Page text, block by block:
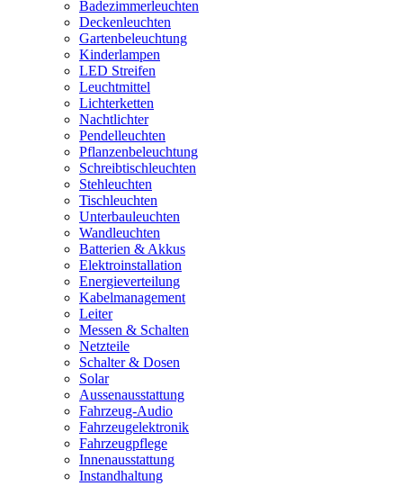
Badezimmerleuchten
Deckenleuchten
Gartenbeleuchtung
Kinderlampen
LED Streifen
Leuchtmittel
Lichterketten
Nachtlichter
Pendelleuchten
Pflanzenbeleuchtung
Schreibtischleuchten
Stehleuchten
Tischleuchten
Unterbauleuchten
Wandleuchten
Batterien & Akkus
Elektroinstallation
Energieverteilung
Kabelmanagement
Leiter
Messen & Schalten
Netzteile
Schalter & Dosen
Solar
Aussenausstattung
Fahrzeug-Audio
Fahrzeugelektronik
Fahrzeugpflege
Innenausstattung
Instandhaltung